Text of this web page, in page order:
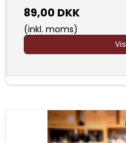
89,00 DKK
(inkl. moms)